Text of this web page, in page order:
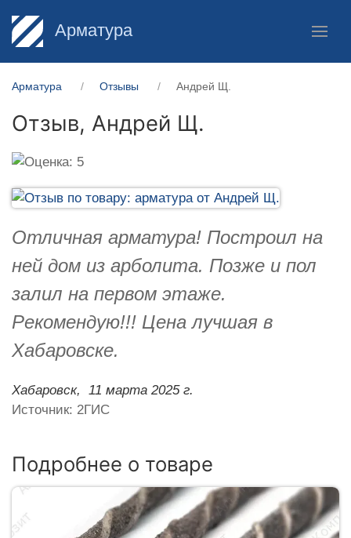
Арматура
Арматура Отзывы Андрей Щ.
Отзыв, Андрей Щ.
Отличная арматура! Построил на
ней дом из арболита. Позже и пол
залил на первом этаже.
Рекомендую!!! Цена лучшая в
Хабаровске.
Хабаровск,
11 марта 2025 г.
Источник: 2ГИС
Подробнее о товаре